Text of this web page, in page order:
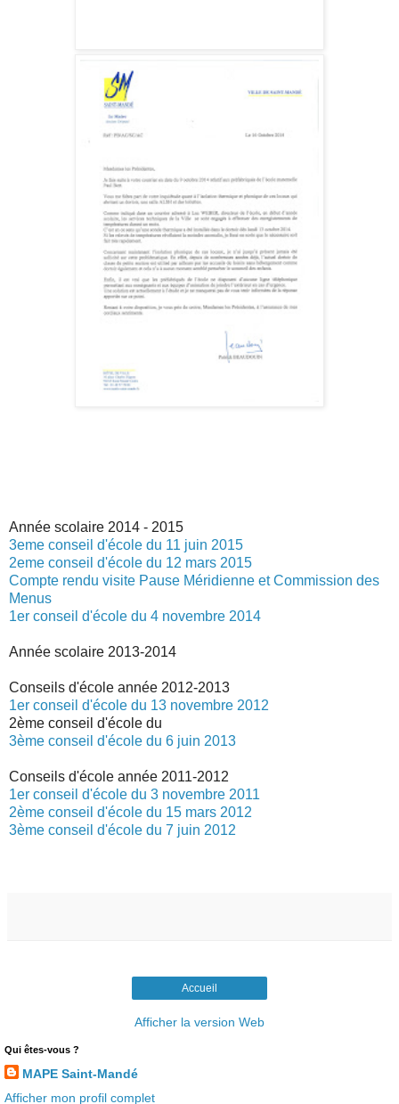
Année scolaire 2014 - 2015
3eme conseil d'école du 11 juin 2015
2eme conseil d'école du 12 mars 2015
Compte rendu visite Pause Méridienne et Commission des
Menus
1er conseil d'école du 4 novembre 2014
Année scolaire 2013-2014
Conseils d'école année 2012-2013
1er conseil d'école du 13 novembre 2012
2ème conseil d'école du
3ème conseil d'école du 6 juin 2013
Conseils d'école année 2011-2012
1er conseil d'école du 3 novembre 2011
2ème conseil d'école du 15 mars 2012
3ème conseil d'école du 7 juin 2012
Accueil
Afficher la version Web
Qui êtes-vous ?
MAPE Saint-Mandé
Afficher mon profil complet